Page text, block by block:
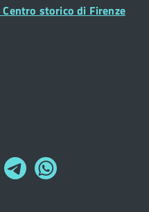
storico di Firenze
Collegamento
a
Collegamento
a